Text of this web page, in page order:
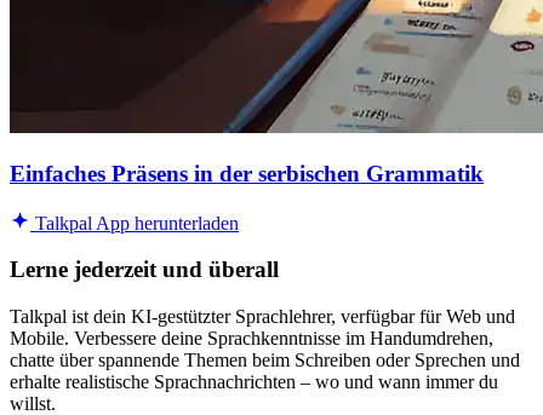
Einfaches Präsens in der serbischen Grammatik
Talkpal App herunterladen
Lerne jederzeit und überall
Talkpal ist dein KI-gestützter Sprachlehrer, verfügbar für Web und
Mobile. Verbessere deine Sprachkenntnisse im Handumdrehen,
chatte über spannende Themen beim Schreiben oder Sprechen und
erhalte realistische Sprachnachrichten – wo und wann immer du
willst.